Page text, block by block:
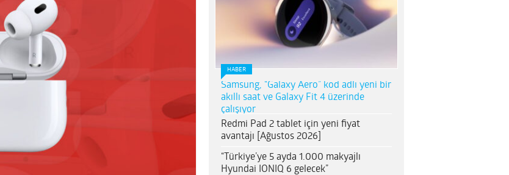
HABER
Samsung, “Galaxy Aero” kod adlı yeni bir
akıllı saat ve Galaxy Fit 4 üzerinde
çalışıyor
Redmi Pad 2 tablet için yeni fiyat
avantajı [Ağustos 2026]
“Türkiye’ye 5 ayda 1.000 makyajlı
Hyundai IONIQ 6 gelecek”